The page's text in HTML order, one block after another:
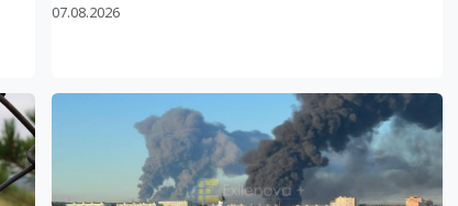
07.08.2026